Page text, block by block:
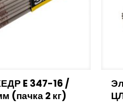
E 347-16 /
(пачка 2 кг)